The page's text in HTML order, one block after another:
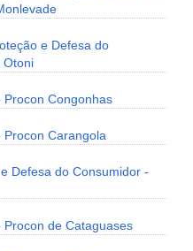
e Defesa do
Otoni
Congonhas
Procon Carangola
Defesa do Consumidor -
de Cataguases